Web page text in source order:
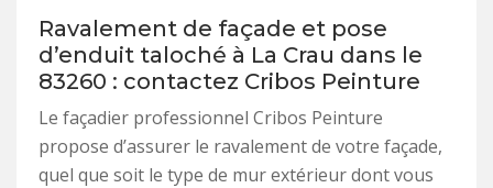
Ravalement de façade et pose
d’enduit taloché à La Crau dans le
83260 : contactez Cribos Peinture
Le façadier professionnel Cribos Peinture
propose d’assurer le ravalement de votre façade,
quel que soit le type de mur extérieur dont vous